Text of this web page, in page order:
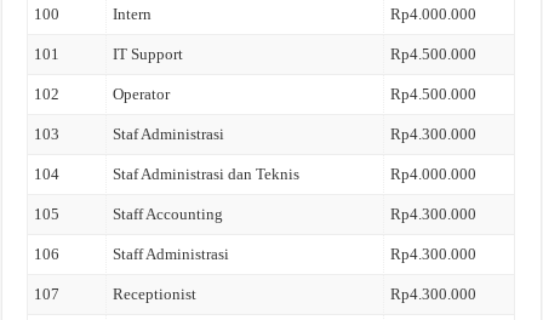
100 Intern Rp4.000.000
101 IT Support Rp4.500.000
102 Operator Rp4.500.000
103 Staf Administrasi Rp4.300.000
104 Staf Administrasi dan Teknis Rp4.000.000
105 Staff Accounting Rp4.300.000
106 Staff Administrasi Rp4.300.000
107 Receptionist Rp4.300.000